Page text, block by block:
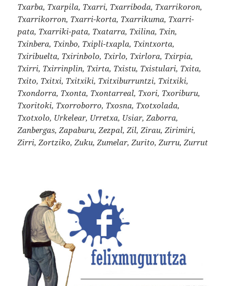
Txarba, Txarpila, Txarri, Txarriboda, Txarrikoron,
Txarrikorron, Txarri-korta, Txarrikuma, Txarri-
pata, Txarriki-pata, Txatarra, Txilina, Txin,
Txinbera, Txinbo, Txipli-txapla, Txintxorta,
Txiribuelta, Txirinbolo, Txirlo, Txirlora, Txirpia,
Txirri, Txirrinplin, Txirta, Txistu, Txistulari, Txita,
Txito, Txitxi, Txitxiki, Txitxiburruntzi, Txitxiki,
Txondorra, Txonta, Txontarreal, Txori, Txoriburu,
Txoritoki, Txorroborro, Txosna, Txotxolada,
Txotxolo, Urkelear, Urretxa, Usiar, Zaborra,
Zanbergas, Zapaburu, Zezpal, Zil, Zirau, Zirimiri,
Zirri, Zortziko, Zuku, Zumelar, Zurito, Zurru, Zurrut